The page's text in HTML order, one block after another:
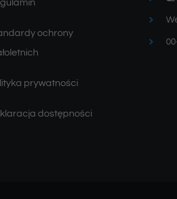
ochrony
prywatności
dostępności